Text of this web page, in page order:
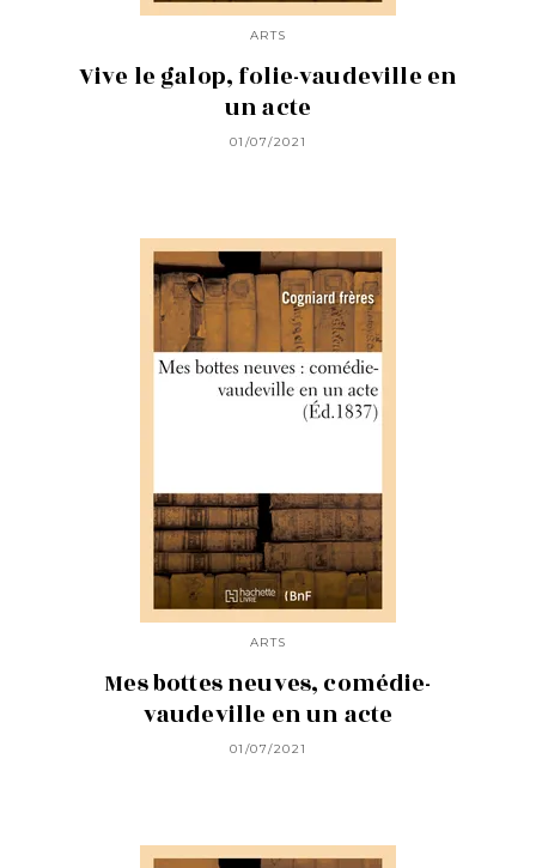
ARTS
Vive le galop, folie-vaudeville en
un acte
01/07/2021
ARTS
Mes bottes neuves, comédie-
vaudeville en un acte
01/07/2021